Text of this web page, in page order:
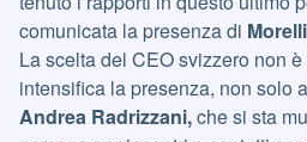
comunicata la presenza di
La scelta del CEO svizzero non è
intensifica la presenza, non solo
Andrea Radrizzani,che si sta